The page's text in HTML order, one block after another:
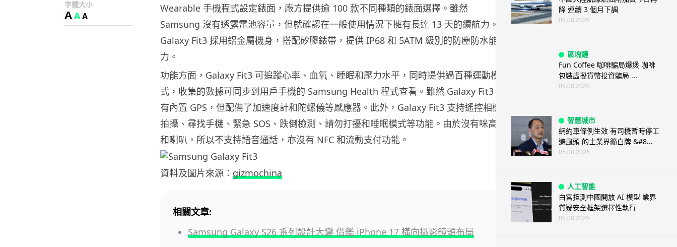
字體大小
AAA
Wearable 手機程式設定錶面，廠方提供逾 100 款不同種類的錶面選擇。雖然
Samsung 沒有透露電池容量，但就確認在一般使用情況下擁有長達 13 天的續航力。
Galaxy Fit3 採用鋁金屬機身，搭配矽膠錶帶，提供 IP68 和 5ATM 級別的防塵防水能
力。
功能方面，Galaxy Fit3 可追蹤心率、血氧、睡眠和壓力水平，同時提供過百種運動模
式，收集的數據可同步到用戶手機的 Samsung Health 程式查看。雖然 Galaxy Fit3 沒
有內置 GPS，但配備了加速度計和陀螺儀等感應器。此外，Galaxy Fit3 支持遙控相機
拍攝、尋找手機、緊急 SOS、跌倒檢測、請勿打擾和睡眠模式等功能。由於沒有咪高峰
和喇叭，所以不支持語音通話，亦沒有 NFC 和流動支付功能。
資料及圖片來源： gizmochina
相關文章:
Samsung Galaxy S26 系列設計大變 借鑑 iPhone 17 橫向攝影鏡頭布局
降 連續 3 個月下調
05.08.2026
區塊鏈
Fun Coffee 咖啡騙局爆煲 咖啡
包裝虛擬貨幣投資騙局 ...
05.08.2026
智慧城市
網約車條例生效 有司機暫時停工
避風頭 的士業界籲白牌 &#8...
05.08.2026
人工智能
白宮拒測中國開放 AI 模型 業界
質疑安全框架選擇性執行
05.08.2026